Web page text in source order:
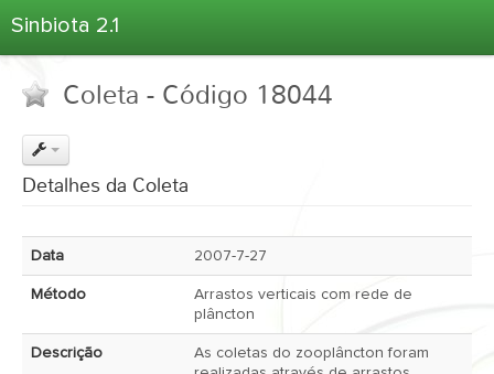
Sinbiota 2.1
Informações Ambientais
Coletas
Atlas 2.1
Sobre o Sinbiota
Coleta - Código 18044
Detalhes da Coleta
Data 2007-7-27
Método
Arrastos verticais com rede de
plâncton
Descrição
As coletas do zooplâncton foram